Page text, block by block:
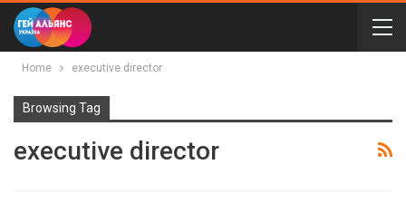
Home executive director
Browsing Tag
executive director